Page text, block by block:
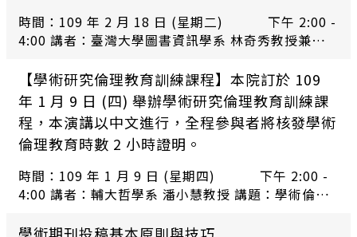
時間：109 年 2 月 18 日 (星期二) 下午 2:00 -
4:00 講者：臺灣大學圖書資訊學系 林奇秀教授兼系主
期刊的網羅 地點：中研院人文館 第一會議室
【學術研究倫理教育訓練課程】本院訂於 109
年 1 月 9 日 (四) 舉辦學術研究倫理教育訓練課
程，本演講以中文進行，全程參與者將核發學術
倫理教育時數 2 小時證明。
時間：109 年 1 月 9 日 (星期四) 下午 2:00 -
4:00 講者：輔大哲學系 潘小慧教授 講題：學術倫理-